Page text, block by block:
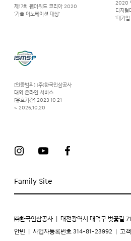
Family Site
제17회 웹어워드 코리아 2020
‘기술 이노베이션 대상’
2020
디지털
‘대기
[인증범위] (주)한국인삼공사
대외 온라인 서비스
[유효기간] 2023.10.21
~ 2026.10.20
㈜한국인삼공사 대전광역시 대덕구 벚꽃길
안빈 사업자등록번호 314-81-23992 고